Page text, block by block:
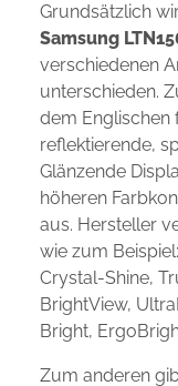
Grundsätzlich
Samsung
verschiedenen
unterschieden.
dem Englischen
reflektierende,
Glänzende
höheren
aus. Hersteller
wie zum
Crystal-Shine,
BrightView,
Bright,
Zum anderen